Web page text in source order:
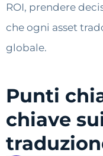
ROI, prendere
che ogni asset
globale.
Punti
chiave